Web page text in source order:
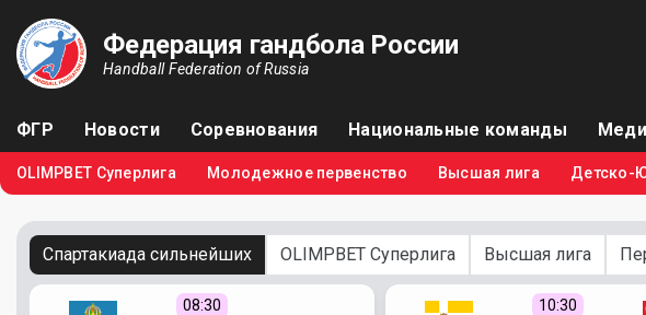
Федерация гандбола России
Handball Federation of Russia
ФГР Новости Соревнования Национальные команды
OLIMPBET Суперлига Молодежное первенство Высшая лига Детско-
Спартакиада сильнейших OLIMPBET Суперлига Высшая лига
08:30 10:30